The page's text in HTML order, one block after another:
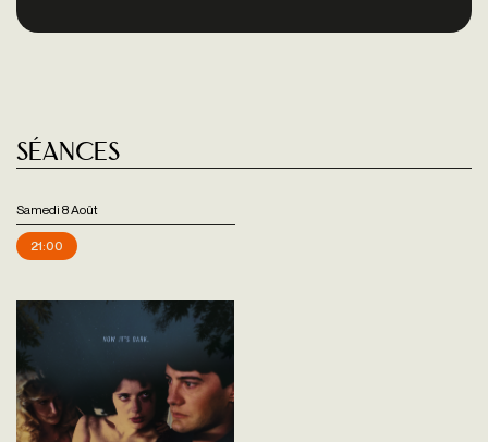
Séances
Samedi 8 Août
21:00